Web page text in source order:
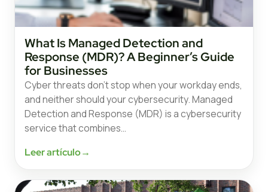
What Is Managed Detection and
Response (MDR)? A Beginner’s Guide
for Businesses
Cyber threats don’t stop when your workday ends,
and neither should your cybersecurity. Managed
Detection and Response (MDR) is a cybersecurity
service that combines…
Leer artículo→